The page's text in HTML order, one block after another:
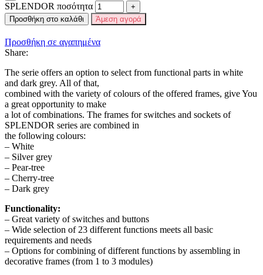
SPLENDOR ποσότητα
Προσθήκη στο καλάθι Άμεση αγορά
Προσθήκη σε αγαπημένα
Share:
The serie offers an option to select from functional parts in white
and dark grey. All of that,
combined with the variety of colours of the offered frames, give You
a great opportunity to make
a lot of combinations. The frames for switches and sockets of
SPLENDOR series are combined in
the following colours:
– White
– Silver grey
– Pear-tree
– Cherry-tree
– Dark grey
Functionality:
– Great variety of switches and buttons
– Wide selection of 23 different functions meets all basic
requirements and needs
– Options for combining of different functions by assembling in
decorative frames (from 1 to 3 modules)